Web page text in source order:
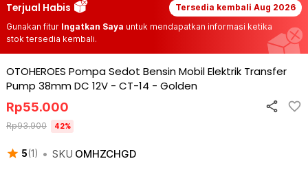
Terjual Habis Tersedia kembali Aug 2026
Gunakan fitur Ingatkan Saya untuk mendapatkan informasi ketika
stok tersedia kembali.
OTOHEROES Pompa Sedot Bensin Mobil Elektrik Transfer
Pump 38mm DC 12V - CT-14 - Golden
5(1) • SKU OMHZCHGD
Rp55.000
Rp93.900 42%